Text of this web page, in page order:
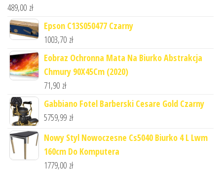
489,00 zł
Epson C13S050477 Czarny
1003,70 zł
Eobraz Ochronna Mata Na Biurko Abstrakcja
Chmury 90X45Cm (2020)
71,90 zł
Gabbiano Fotel Barberski Cesare Gold Czarny
5759,99 zł
Nowy Styl Nowoczesne Cs5040 Biurko 4 L Lwm
160cm Do Komputera
1779,00 zł